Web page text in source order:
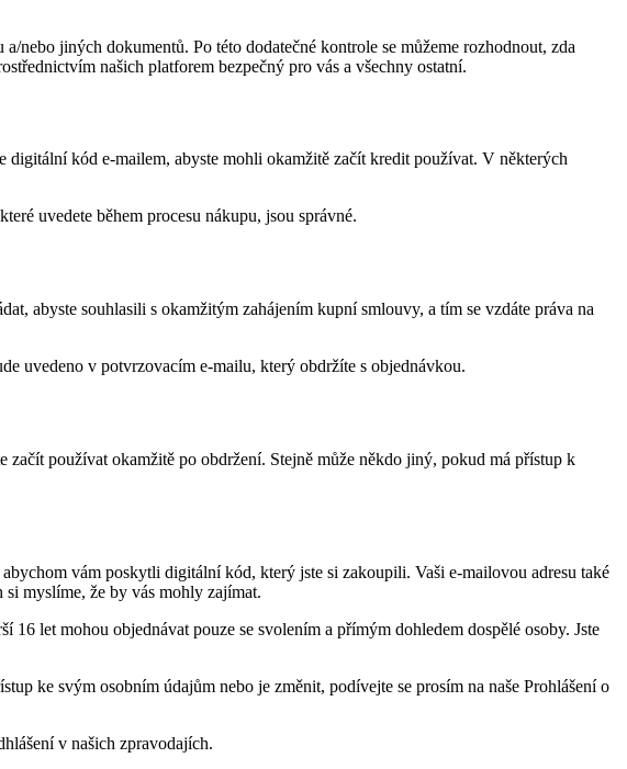
jiných dokumentů. Po této dodatečné kontrole se můžeme rozhodnout, zda
našich platforem bezpečný pro vás a všechny ostatní.
kód e-mailem, abyste mohli okamžitě začít kredit používat. V některých
uvedete během procesu nákupu, jsou správné.
abyste souhlasili s okamžitým zahájením kupní smlouvy, a tím se vzdáte práva na
uvedeno v potvrzovacím e-mailu, který obdržíte s objednávkou.
používat okamžitě po obdržení. Stejně může někdo jiný, pokud má přístup k
vám poskytli digitální kód, který jste si zakoupili. Vaši e-mailovou adresu také
myslíme, že by vás mohly zajímat.
let mohou objednávat pouze se svolením a přímým dohledem dospělé osoby. Jste
ke svým osobním údajům nebo je změnit, podívejte se prosím na naše Prohlášení o
v našich zpravodajích.